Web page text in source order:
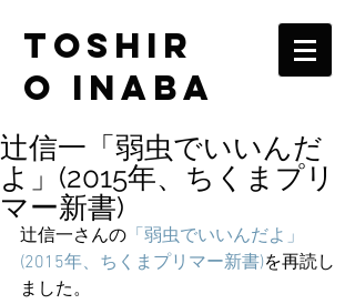
TOSHIR
O INABA
辻信一「弱虫でいいんだ
よ」(2015年、ちくまプリ
マー新書)
辻信一さんの 「弱虫でいいんだよ」
(2015年、ちくまプリマー新書)を再読し
ました。